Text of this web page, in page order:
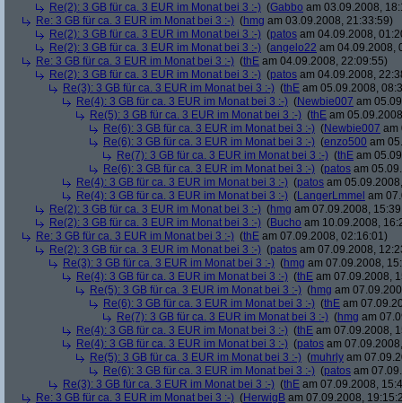
Re(2): 3 GB für ca. 3 EUR im Monat bei 3 :-) (Gabbo am 03.09.2008,
Re: 3 GB für ca. 3 EUR im Monat bei 3 :-) (hmg am 03.09.2008, 21:33:59)
Re(2): 3 GB für ca. 3 EUR im Monat bei 3 :-) (patos am 04.09.2008,
Re(2): 3 GB für ca. 3 EUR im Monat bei 3 :-) (angelo22 am 04.09.2008,
Re: 3 GB für ca. 3 EUR im Monat bei 3 :-) (thE am 04.09.2008, 22:09:55)
Re(2): 3 GB für ca. 3 EUR im Monat bei 3 :-) (patos am 04.09.2008,
Re(3): 3 GB für ca. 3 EUR im Monat bei 3 :-) (thE am 05.09.2008,
Re(4): 3 GB für ca. 3 EUR im Monat bei 3 :-) (Newbie007 am
Re(5): 3 GB für ca. 3 EUR im Monat bei 3 :-) (thE am
Re(6): 3 GB für ca. 3 EUR im Monat bei 3 :-) (Newbie007 am
Re(6): 3 GB für ca. 3 EUR im Monat bei 3 :-) (enzo500 am
Re(7): 3 GB für ca. 3 EUR im Monat bei 3 :-) (thE am
Re(6): 3 GB für ca. 3 EUR im Monat bei 3 :-) (patos am
Re(4): 3 GB für ca. 3 EUR im Monat bei 3 :-) (patos am
Re(4): 3 GB für ca. 3 EUR im Monat bei 3 :-) (LangerLmmel am
Re(2): 3 GB für ca. 3 EUR im Monat bei 3 :-) (hmg am 07.09.2008,
Re(2): 3 GB für ca. 3 EUR im Monat bei 3 :-) (Bucho am 10.09.2008,
Re: 3 GB für ca. 3 EUR im Monat bei 3 :-) (thE am 07.09.2008, 02:16:01)
Re(2): 3 GB für ca. 3 EUR im Monat bei 3 :-) (patos am 07.09.2008,
Re(3): 3 GB für ca. 3 EUR im Monat bei 3 :-) (hmg am 07.09.2008,
Re(4): 3 GB für ca. 3 EUR im Monat bei 3 :-) (thE am 07.09.2008,
Re(5): 3 GB für ca. 3 EUR im Monat bei 3 :-) (hmg am
Re(6): 3 GB für ca. 3 EUR im Monat bei 3 :-) (thE am
Re(7): 3 GB für ca. 3 EUR im Monat bei 3 :-) (hmg am
Re(4): 3 GB für ca. 3 EUR im Monat bei 3 :-) (thE am 07.09.2008,
Re(4): 3 GB für ca. 3 EUR im Monat bei 3 :-) (patos am
Re(5): 3 GB für ca. 3 EUR im Monat bei 3 :-) (muhrly am
Re(6): 3 GB für ca. 3 EUR im Monat bei 3 :-) (patos am
Re(3): 3 GB für ca. 3 EUR im Monat bei 3 :-) (thE am 07.09.2008,
Re: 3 GB für ca. 3 EUR im Monat bei 3 :-) (HerwigB am 07.09.2008,